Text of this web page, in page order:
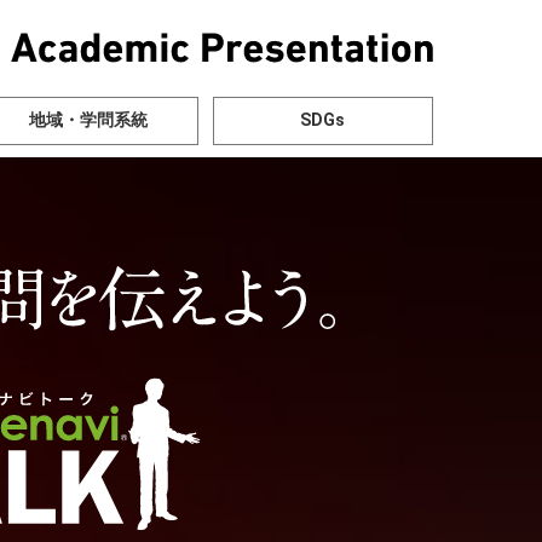
地域・学問系統 SDGs